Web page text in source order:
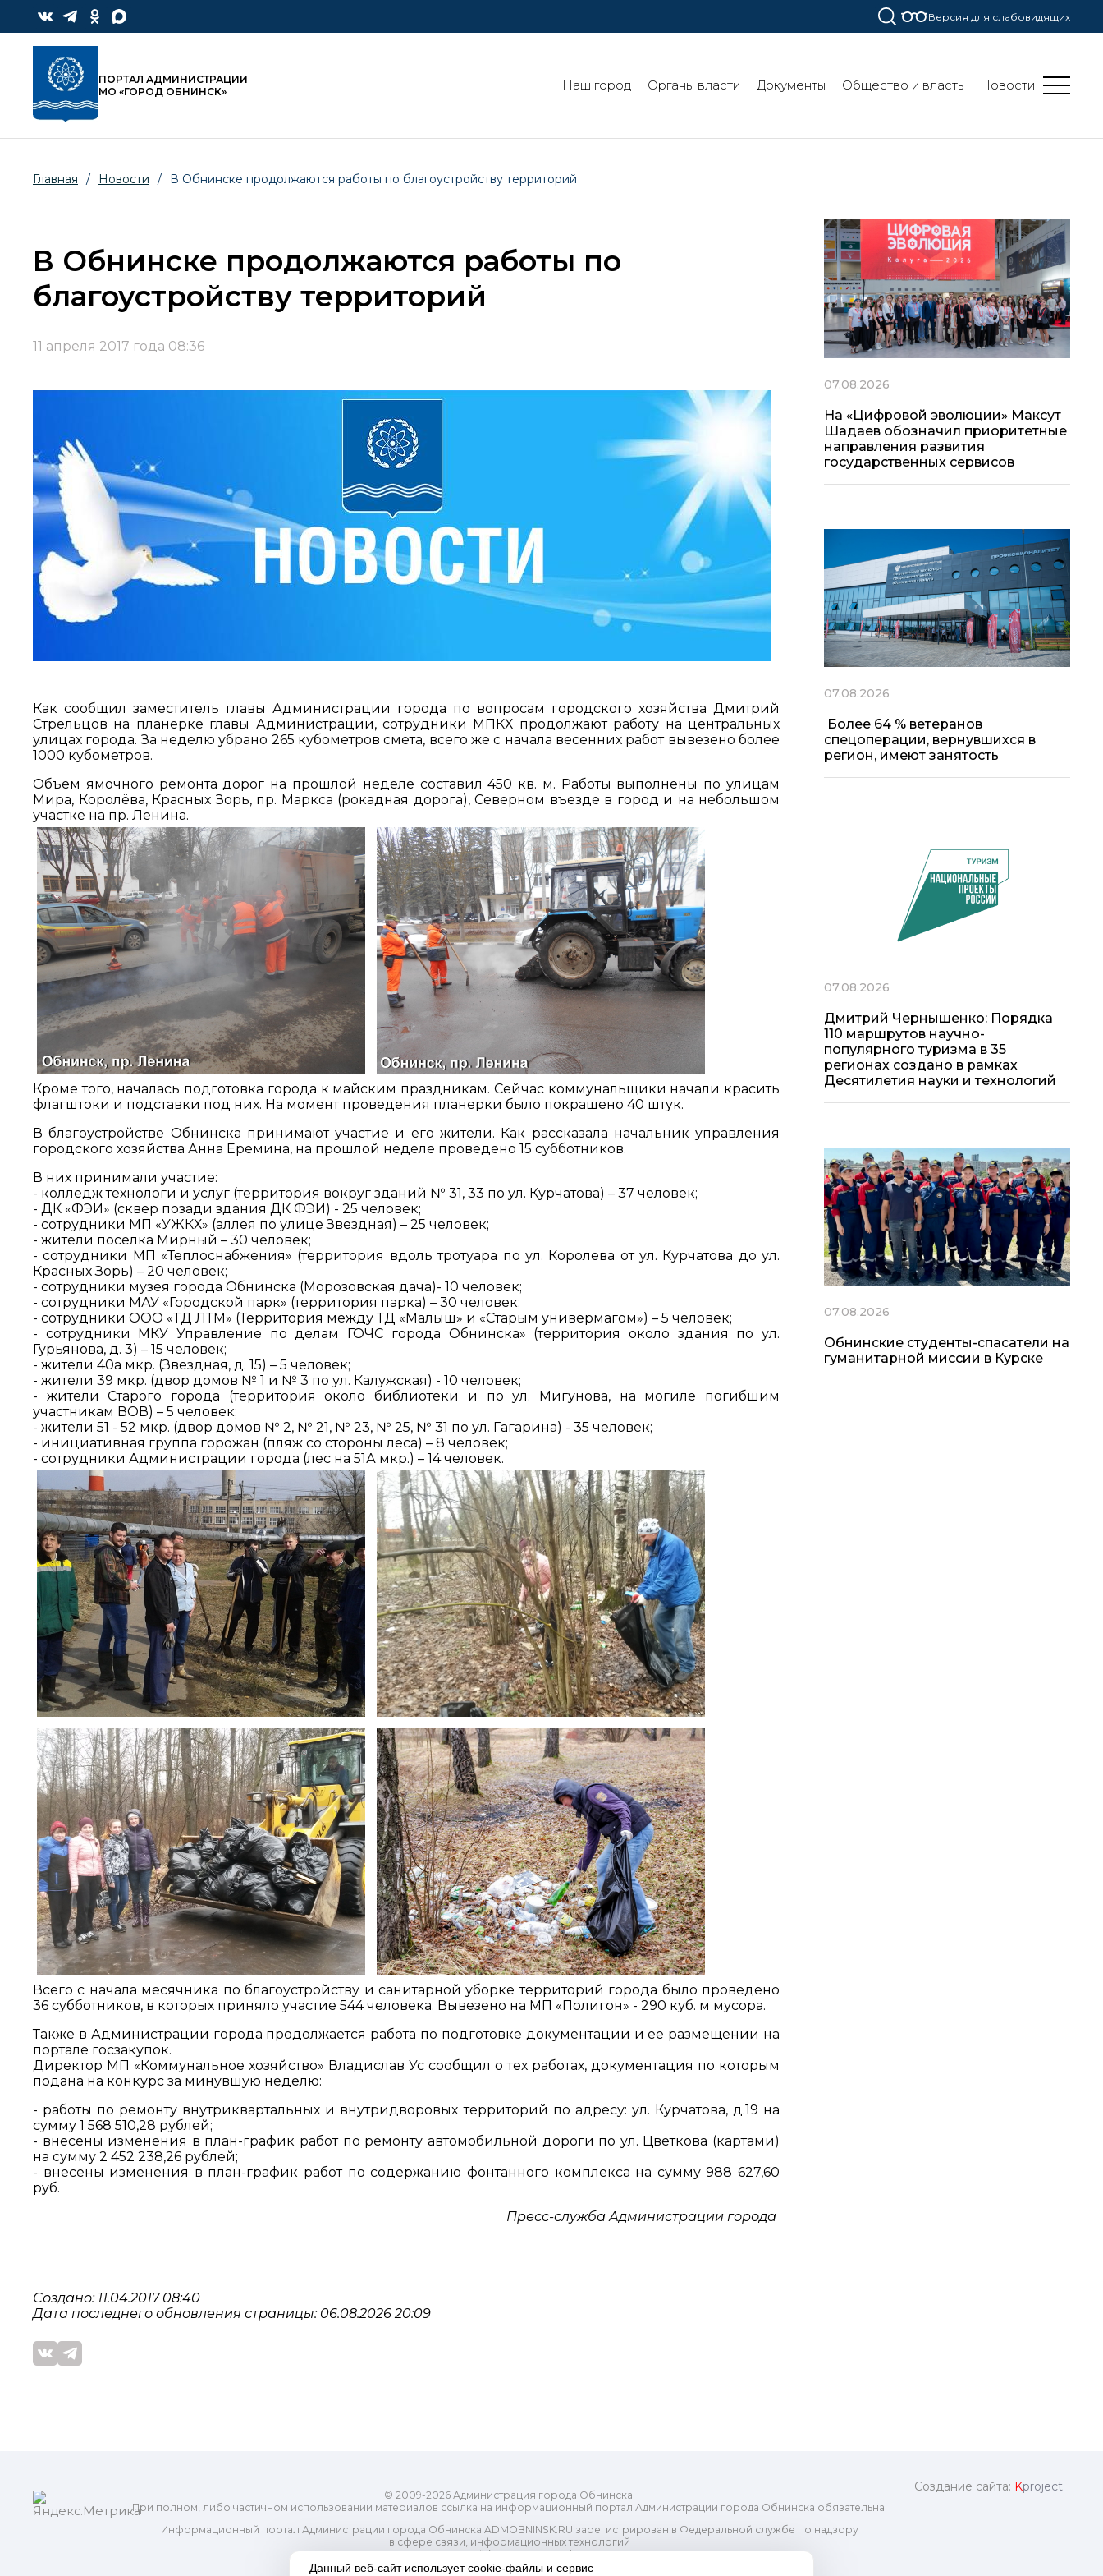
Версия для слабовидящих
ПОРТАЛ АДМИНИСТРАЦИИ
МО «ГОРОД ОБНИНСК»
Наш город Органы власти Документы Общество и власть Новости
Главная / Новости / В Обнинске продолжаются работы по благоустройству территорий
В Обнинске продолжаются работы по
благоустройству территорий
11 апреля 2017 года 08:36
Как сообщил заместитель главы Администрации города по вопросам городского хозяйства Дмитрий
Стрельцов на планерке главы Администрации, сотрудники МПКХ продолжают работу на центральных
улицах города. За неделю убрано 265 кубометров смета, всего же с начала весенних работ вывезено более
1000 кубометров.
Объем ямочного ремонта дорог на прошлой неделе составил 450 кв. м. Работы выполнены по улицам
Мира, Королёва, Красных Зорь, пр. Маркса (рокадная дорога), Северном въезде в город и на небольшом
участке на пр. Ленина.
Кроме того, началась подготовка города к майским праздникам. Сейчас коммунальщики начали красить
флагштоки и подставки под них. На момент проведения планерки было покрашено 40 штук.
В благоустройстве Обнинска принимают участие и его жители. Как рассказала начальник управления
городского хозяйства Анна Еремина, на прошлой неделе проведено 15 субботников.
В них принимали участие:
- колледж технологи и услуг (территория вокруг зданий № 31, 33 по ул. Курчатова) – 37 человек;
- ДК «ФЭИ» (сквер позади здания ДК ФЭИ) - 25 человек;
- сотрудники МП «УЖКХ» (аллея по улице Звездная) – 25 человек;
- жители поселка Мирный – 30 человек;
- сотрудники МП «Теплоснабжения» (территория вдоль тротуара по ул. Королева от ул. Курчатова до ул.
Красных Зорь) – 20 человек;
- сотрудники музея города Обнинска (Морозовская дача)- 10 человек;
- сотрудники МАУ «Городской парк» (территория парка) – 30 человек;
- сотрудники ООО «ТД ЛТМ» (Территория между ТД «Малыш» и «Старым универмагом») – 5 человек;
- сотрудники МКУ Управление по делам ГОЧС города Обнинска» (территория около здания по ул.
Гурьянова, д. 3) – 15 человек;
- жители 40а мкр. (Звездная, д. 15) – 5 человек;
- жители 39 мкр. (двор домов № 1 и № 3 по ул. Калужская) - 10 человек;
- жители Старого города (территория около библиотеки и по ул. Мигунова, на могиле погибшим
участникам ВОВ) – 5 человек;
- жители 51 - 52 мкр. (двор домов № 2, № 21, № 23, № 25, № 31 по ул. Гагарина) - 35 человек;
- инициативная группа горожан (пляж со стороны леса) – 8 человек;
- сотрудники Администрации города (лес на 51А мкр.) – 14 человек.
Всего с начала месячника по благоустройству и санитарной уборке территорий города было проведено
36 субботников, в которых приняло участие 544 человека. Вывезено на МП «Полигон» - 290 куб. м мусора.
Также в Администрации города продолжается работа по подготовке документации и ее размещении на
портале госзакупок.
Директор МП «Коммунальное хозяйство» Владислав Ус сообщил о тех работах, документация по которым
подана на конкурс за минувшую неделю:
- работы по ремонту внутриквартальных и внутридворовых территорий по адресу: ул. Курчатова, д.19 на
сумму 1 568 510,28 рублей;
- внесены изменения в план-график работ по ремонту автомобильной дороги по ул. Цветкова (картами)
на сумму 2 452 238,26 рублей;
- внесены изменения в план-график работ по содержанию фонтанного комплекса на сумму 988 627,60
руб.
Пресс-служба Администрации города
Создано: 11.04.2017 08:40
Дата последнего обновления страницы: 06.08.2026 20:09
07.08.2026
На «Цифровой эволюции» Максут
Шадаев обозначил приоритетные
направления развития
государственных сервисов
07.08.2026
Более 64 % ветеранов
спецоперации, вернувшихся в
регион, имеют занятость
07.08.2026
Дмитрий Чернышенко: Порядка
110 маршрутов научно-
популярного туризма в 35
регионах создано в рамках
Десятилетия науки и технологий
07.08.2026
Обнинские студенты-спасатели на
гуманитарной миссии в Курске
© 2009-2026 Администрация города Обнинска.
При полном, либо частичном использовании материалов ссылка на информационный портал Администрации города Обнинска обязательна.
Информационный портал Администрации города Обнинска ADMOBNINSK.RU зарегистрирован в Федеральной службе по надзору
в сфере связи, информационных технологий
и массовых коммуникаций (Роскомнадзор) 24 июля 2018 года.
Свидетельство о регистрации Эл № ФС77-73321
Создание сайта: Kproject
Данный веб-сайт использует cookie-файлы и сервис